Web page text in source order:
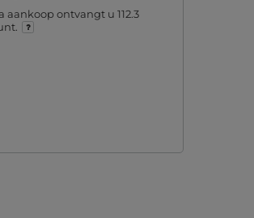
aankoop ontvangt u 112.3